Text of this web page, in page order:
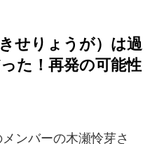
せりょうが）は過
た！再発の可能性
ンバーの木瀬怜芽さ